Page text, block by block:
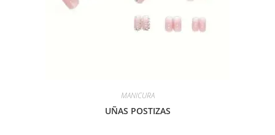
MANICURA
UÑAS POSTIZAS